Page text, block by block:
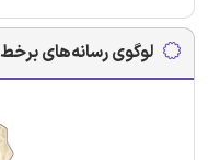
لوگوی رسانه‌های برخط